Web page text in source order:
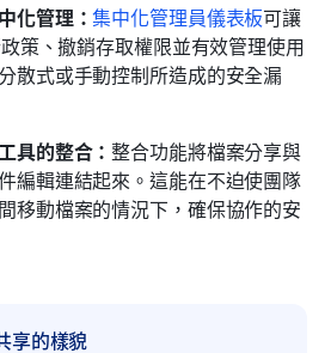
化管理：集中化管理員儀表板可讓
策、撤銷存取權限並有效管理使用
散式或手動控制所造成的安全漏
具的整合： 整合功能將檔案分享與
編輯連結起來。這能在不迫使團隊
移動檔案的情況下，確保協作的安
享的樣貌